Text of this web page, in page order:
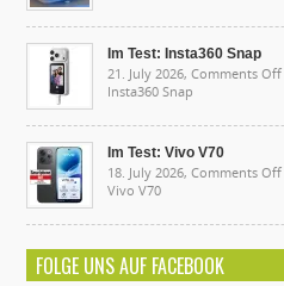
Im Test: Insta360 Snap
21. July 2026, Comments Off
Insta360 Snap
Im Test: Vivo V70
18. July 2026, Comments Off
Vivo V70
FOLGE UNS AUF FACEBOOK